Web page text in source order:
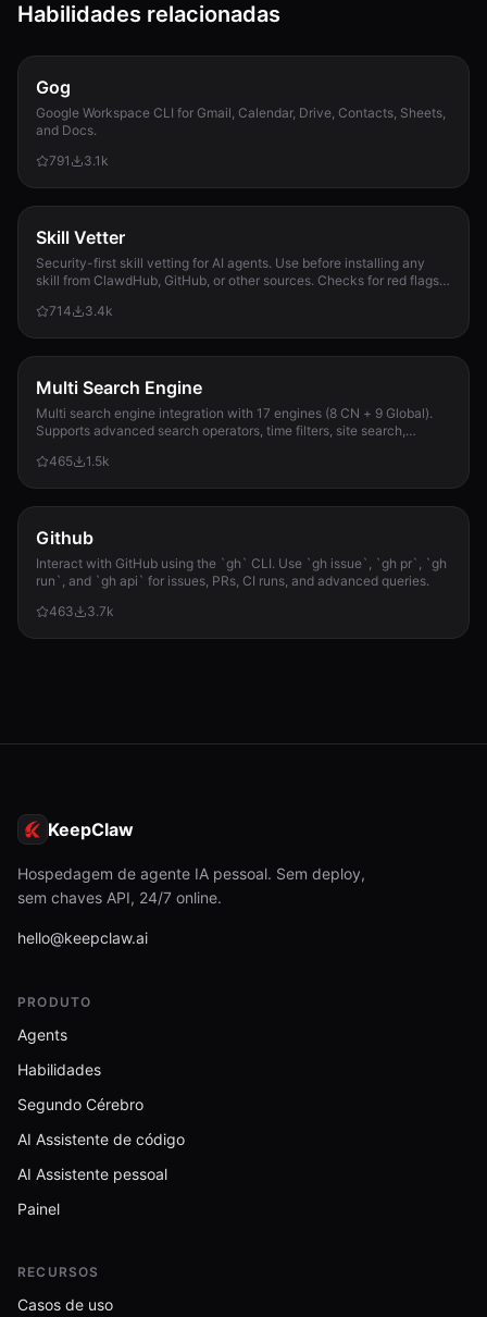
Habilidades relacionadas
Gog
Google Workspace CLI for Gmail, Calendar, Drive, Contacts, Sheets,
and Docs.
791
3.1k
Skill Vetter
Security-first skill vetting for AI agents. Use before installing any
skill from ClawdHub, GitHub, or other sources. Checks for red flags,
714
3.4k
Multi Search Engine
Multi search engine integration with 17 engines (8 CN + 9 Global).
Supports advanced search operators, time filters, site search,
required.
465 1.5k
Github
Interact with GitHub using the `gh` CLI. Use `gh issue`, `gh pr`, `gh
run`, and `gh api` for issues, PRs, CI runs, and advanced queries.
463
3.7k
KeepClaw
Hospedagem de agente IA pessoal. Sem deploy,
sem chaves API, 24/7 online.
hello@keepclaw.ai
PRODUTO
Agents
Habilidades
Segundo Cérebro
AI Assistente de código
AI Assistente pessoal
Painel
RECURSOS
Casos de uso